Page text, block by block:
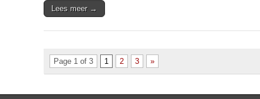
Lees meer →
Page 1 of 3 1 2 3 »